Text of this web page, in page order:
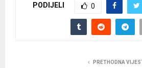
PODIJELI 0
PRETHODNA